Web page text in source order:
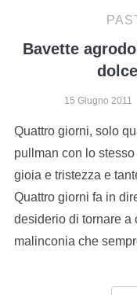
Bavette
15 Giugno 2011
Quattro giorni, solo
pullman con lo
gioia e tristezza e
Quattro giorni fa in
desiderio di tornare a
malinconia che